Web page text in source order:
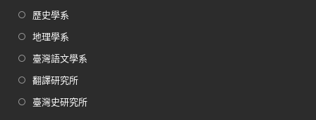
歷史學系
地理學系
臺灣語文學系
翻譯研究所
臺灣史研究所